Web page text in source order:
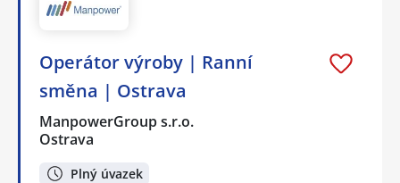
Operátor výroby | Ranní
směna | Ostrava
ManpowerGroup s.r.o.
Ostrava
Plný úvazek